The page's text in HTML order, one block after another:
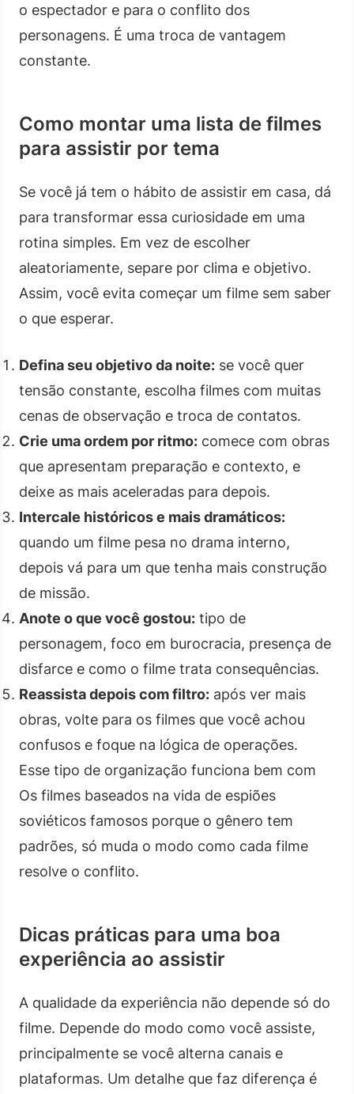
o espectador e para o conflito dos
personagens. É uma troca de vantagem
constante.
Como montar uma lista de filmes
para assistir por tema
Se você já tem o hábito de assistir em casa, dá
para transformar essa curiosidade em uma
rotina simples. Em vez de escolher
aleatoriamente, separe por clima e objetivo.
Assim, você evita começar um filme sem saber
o que esperar.
Defina seu objetivo da noite: se você quer
tensão constante, escolha filmes com muitas
cenas de observação e troca de contatos.
Crie uma ordem por ritmo: comece com obras
que apresentam preparação e contexto, e
deixe as mais aceleradas para depois.
Intercale históricos e mais dramáticos:
quando um filme pesa no drama interno,
depois vá para um que tenha mais construção
de missão.
Anote o que você gostou: tipo de
personagem, foco em burocracia, presença de
disfarce e como o filme trata consequências.
Reassista depois com filtro: após ver mais
obras, volte para os filmes que você achou
confusos e foque na lógica de operações.
Esse tipo de organização funciona bem com
Os filmes baseados na vida de espiões
soviéticos famosos porque o gênero tem
padrões, só muda o modo como cada filme
resolve o conflito.
Dicas práticas para uma boa
experiência ao assistir
A qualidade da experiência não depende só do
filme. Depende do modo como você assiste,
principalmente se você alterna canais e
plataformas. Um detalhe que faz diferença é